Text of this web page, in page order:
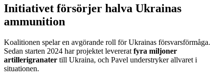
Initiativet försörjer halva Ukrainas
ammunition
Koalitionen spelar en avgörande roll för Ukrainas försvarsförmåga.
Sedan starten 2024 har projektet levererat fyra miljoner
artillerigranater till Ukraina, och Pavel understryker allvaret i
situationen.